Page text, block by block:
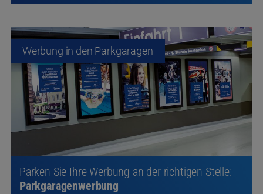
Werbung in den Parkgaragen
Parken Sie Ihre Werbung an der richtigen Stelle:
Parkgaragenwerbung